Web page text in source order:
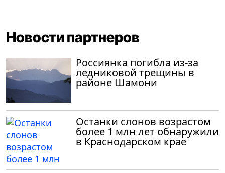
Новости партнеров
Россиянка погибла из-за
ледниковой трещины в
районе Шамони
Останки слонов возрастом
более 1 млн лет обнаружили
в Краснодарском крае